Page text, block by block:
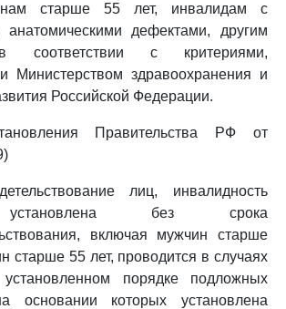
старше 55 лет, инвалидам с
дефектами, другим
соответствии с критериями,
Министерством здравоохранения и
Российской Федерации.
Правительства РФ от
лиц, инвалидность
без срока
включая мужчин старше
старше 55 лет, проводится в случаях
порядке подложных
основании которых установлена